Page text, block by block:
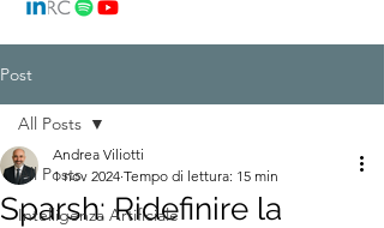
Post
All Posts
Intelligenza Artificiale
All Posts
Sparsh: Ridefinire la
Andrea Viliotti
1 nov 2024 Tempo di lettura: 15 min